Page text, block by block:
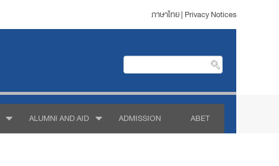
ภาษาไทย| Privacy Notices
ALUMNI AND AID ADMISSION ABET